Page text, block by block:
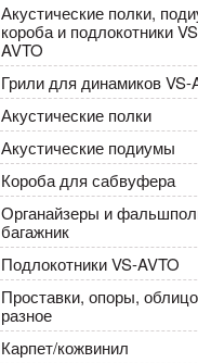
Акустические полки,
короба и подлокотники
AVTO
Грили для динамиков VS-
Акустические полки
Акустические подиумы
Короба для сабвуфера
Органайзеры и
багажник
Подлокотники VS-AVTO
Проставки, опоры,
разное
Карпет/кожвинил